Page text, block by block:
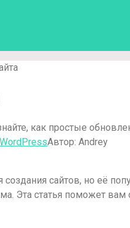
как простые
WordPressАвтор: Andrey
сайтов, но её
Эта статья поможет